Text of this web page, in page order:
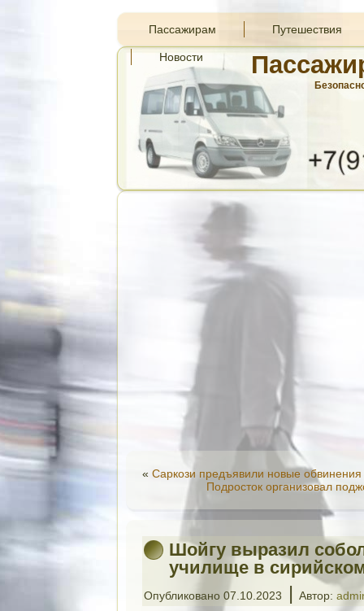
Пассажирам Путешествия
Новости
« Саркози предъявили новые
Подросток организовал
Шойгу выразил
училище в
Опубликовано 07.10.2023 | Автор: